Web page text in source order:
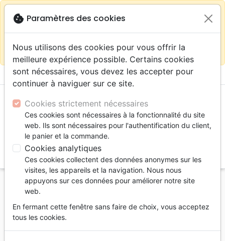
Continuer sur le site France close
warningSelon votre
localisation (États-
sur la boutique La Maison de la Bible Suisse
menu shopping_cart
Accueil Editeurs Cruciforme
Cruciforme
Les Éditions
cookie Paramètres des cookies
Nous utilisons des cookies pour vous offrir la
meilleure expérience possible. Certains cookies
sont nécessaires, vous devez les accepter pour
continuer à naviguer sur ce site.
Cookies strictement nécessaires
Ces cookies sont nécessaires à la fonctionnalité du site
web. Ils sont nécessaires pour l'authentification du client,
le panier et la commande.
Cookies analytiques
Ces cookies collectent des données anonymes sur les
visites, les appareils et la navigation. Nous nous
appuyons sur ces données pour améliorer notre site
web.
En fermant cette fenêtre sans faire de choix, vous acceptez
tous les cookies.